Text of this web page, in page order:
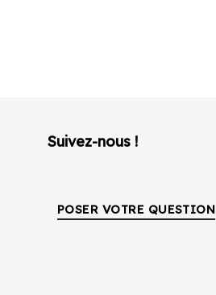
Suivez-nous !
POSER VOTRE QUESTION